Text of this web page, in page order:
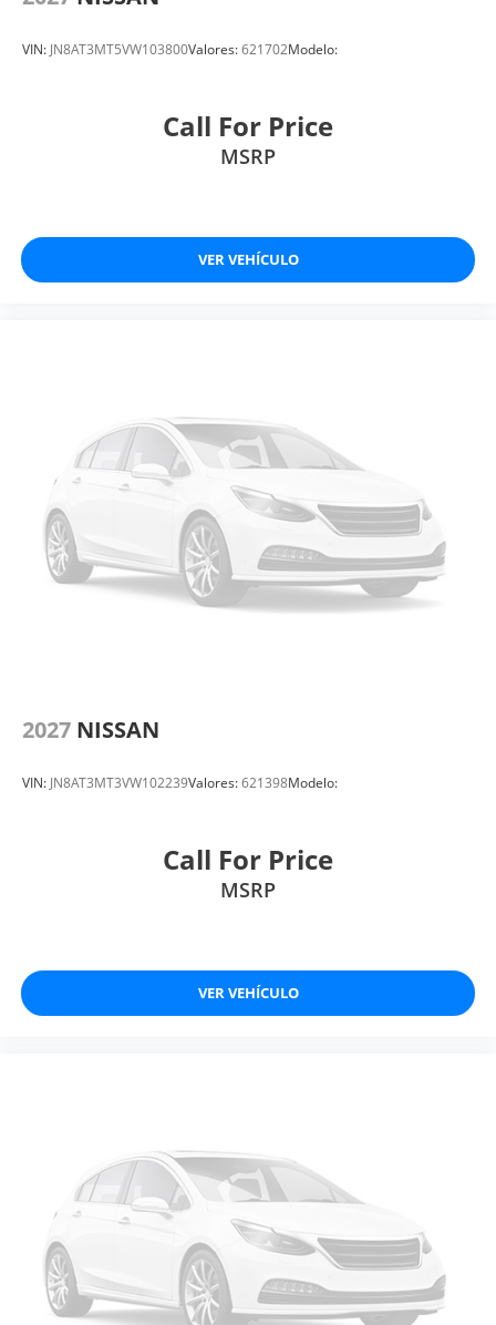
VIN: JN8AT3MT5VW103800Valores:621702Modelo:
Call For Price
MSRP
VER VEHÍCULO
2027 NISSAN
VIN: JN8AT3MT3VW102239Valores:621398Modelo:
Call For Price
MSRP
VER VEHÍCULO